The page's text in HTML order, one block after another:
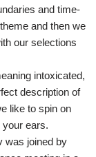
and time-
and then we
our selections
intoxicated,
description of
like to spin on
your ears.
was joined by